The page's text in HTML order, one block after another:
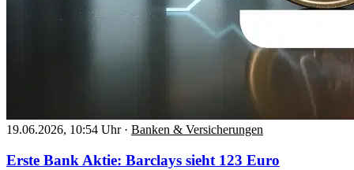
19.06.2026, 10:54 Uhr · Banken & Versicherungen
Erste Bank Aktie: Barclays sieht 123 Euro